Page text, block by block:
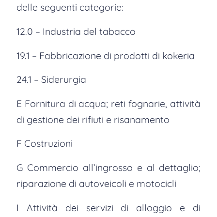
delle seguenti categorie:
12.0 – Industria del tabacco
19.1 – Fabbricazione di prodotti di kokeria
24.1 – Siderurgia
E Fornitura di acqua; reti fognarie, attività
di gestione dei rifiuti e risanamento
F Costruzioni
G Commercio all’ingrosso e al dettaglio;
riparazione di autoveicoli e motocicli
I Attività dei servizi di alloggio e di